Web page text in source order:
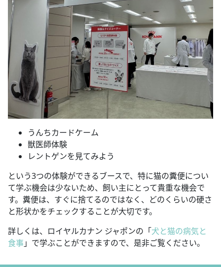
うんちカードケーム
獣医師体験
レントゲンを見てみよう
という3つの体験ができるブースで、特に猫の糞便につい
て学ぶ機会は少ないため、飼い主にとって貴重な機会で
す。糞便は、すぐに捨てるのではなく、どのくらいの硬さ
と形状かをチェックすることが大切です。
詳しくは、ロイヤルカナン ジャポンの「犬と猫の病気と
食事」で学ぶことができますので、是非ご覧ください。